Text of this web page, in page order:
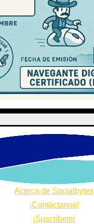
Acerca de Socialbytes
¡Contáctanos!
¡Suscríbete!